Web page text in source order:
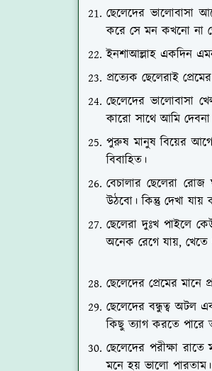
ছেলেদের ভালোবাসা
করে সে মন কখনো না
ইনশাআল্লাহ একদিন
প্রত্যেক ছেলেরাই
ছেলেদের ভালোবাসা
কারো সাথে আমি
পুরুষ মানুষ বিয়ের
বিবাহিত।
বেচালার ছেলেরা
উঠবো। কিন্তু দেখা
ছেলেরা দুঃখ পাইলে
অনেক রেগে যায়,
ছেলেদের প্রেমের মানে
ছেলেদের বন্ধুত্ব অটল
কিছু ত্যাগ করতে পারে
ছেলেদের পরীক্ষা
মনে হয় ভালো পারতাম।